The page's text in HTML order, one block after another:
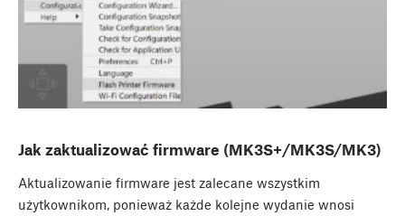
Jak zaktualizować firmware (MK3S+/MK3S/MK3)
Aktualizowanie firmware jest zalecane wszystkim
użytkownikom, ponieważ każde kolejne wydanie wnosi